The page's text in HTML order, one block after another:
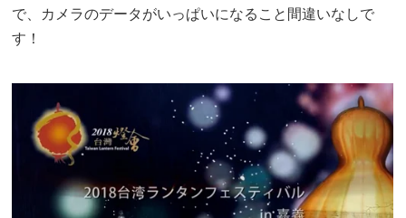
で、カメラのデータがいっぱいになること間違いなしで
す！